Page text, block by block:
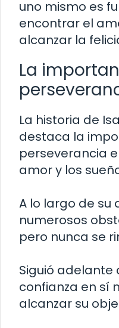
uno mismo es
encontrar el
alcanzar la
La
La historia de
destaca la
perseverancia
amor y los
A lo largo de su
numerosos
pero nunca se
Siguió
confianza en sí
alcanzar su